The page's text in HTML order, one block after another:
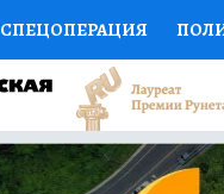
СПЕЦОПЕРАЦИЯ
НАУКА СПОРТ
ДОКТОР